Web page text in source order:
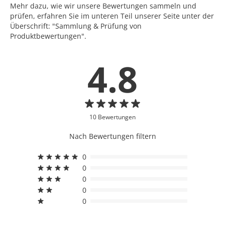
Mehr dazu, wie wir unsere Bewertungen sammeln und
prüfen, erfahren Sie im unteren Teil unserer Seite unter der
Überschrift: "Sammlung & Prüfung von
Produktbewertungen".
4.8
10 Bewertungen
Nach Bewertungen filtern
0
0
0
0
0